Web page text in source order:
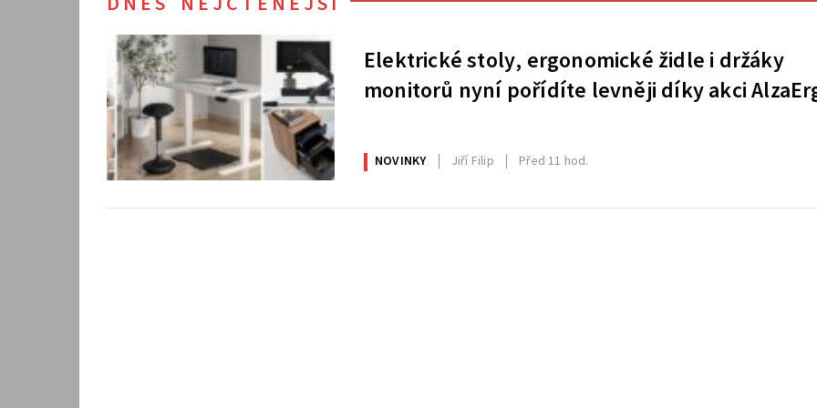
Elektrické stoly, ergonomické židle i držáky
monitorů nyní pořídíte levněji díky akci
NOVINKY Jiří Filip Před 11 hod.